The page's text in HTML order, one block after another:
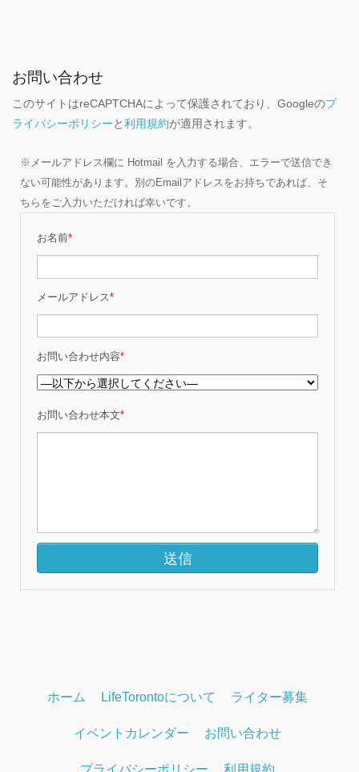
お問い合わせ
このサイトはreCAPTCHAによって保護されており、Googleのプ
ライバシーポリシーと利用規約が適用されます。
※メールアドレス欄に Hotmail を入力する場合、エラーで送信でき
ない可能性があります。別のEmailアドレスをお持ちであれば、そ
ちらをご入力いただければ幸いです。
お名前*
メールアドレス*
お問い合わせ内容*
お問い合わせ本文*
ホーム LifeTorontoについて ライター募集
イベントカレンダー お問い合わせ
プライバシーポリシー 利用規約